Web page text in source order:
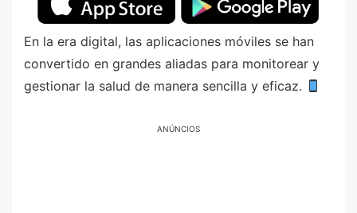
En la era digital, las aplicaciones móviles se han
convertido en grandes aliadas para monitorear y
gestionar la salud de manera sencilla y eficaz.
ANÚNCIOS